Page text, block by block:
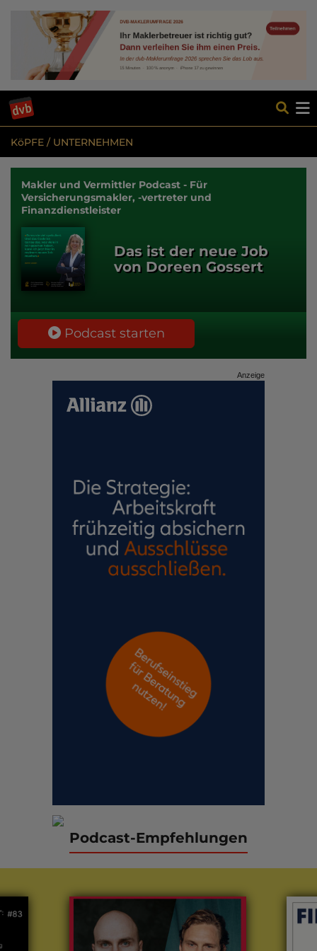
KöPFE / UNTERNEHMEN
Makler und Vermittler Podcast - Für
Versicherungsmakler, -vertreter und
Finanzdienstleister
Das ist der neue Job
von Doreen Gossert
Podcast starten
Anzeige
Podcast-Empfehlungen